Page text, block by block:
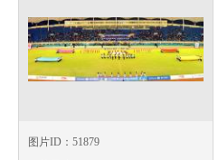
图片ID：51879